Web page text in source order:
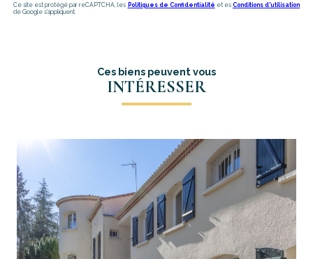
Ce site est protégé par reCAPTCHA, les Politiques de Confidentialité et es Conditions d'utilisation
de Google s'appliquent.
Ces biens peuvent vous
INTÉRESSER
voir le bien